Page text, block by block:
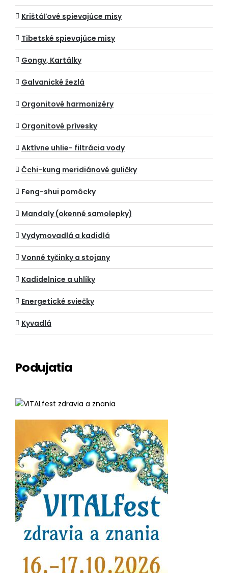
Krištáľové spievajúce misy
Tibetské spievajúce misy
Gongy, Kartálky
Galvanické žezlá
Orgonitové harmonizéry
Orgonitové prívesky
Aktívne uhlie- filtrácia vody
Čchi-kung meridiánové guličky
Feng-shui pomôcky
Mandaly (okenné samolepky)
Vydymovadlá a kadidlá
Vonné tyčinky a stojany
Kadidelnice a uhlíky
Energetické sviečky
Kyvadlá
Podujatia